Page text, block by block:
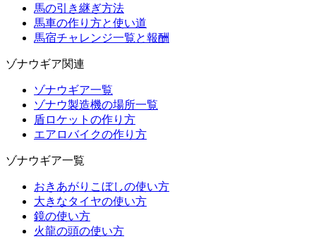
馬の引き継ぎ方法
馬車の作り方と使い道
馬宿チャレンジ一覧と報酬
ゾナウギア関連
ゾナウギア一覧
ゾナウ製造機の場所一覧
盾ロケットの作り方
エアロバイクの作り方
ゾナウギア一覧
おきあがりこぼしの使い方
大きなタイヤの使い方
鏡の使い方
火龍の頭の使い方